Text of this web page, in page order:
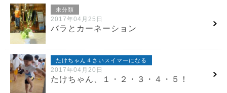
未分類
2017年04月25日
バラとカーネーション
たけちゃん４さいスイマーになる
2017年04月20日
たけちゃん、１・２・３・４・５！